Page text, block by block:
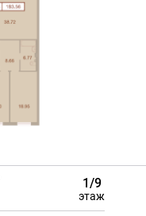
1/9
этаж